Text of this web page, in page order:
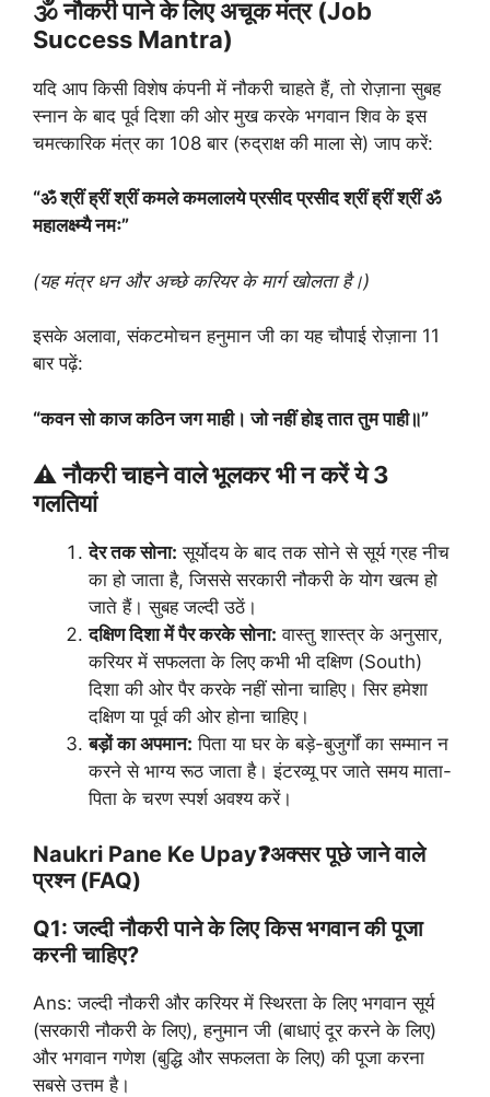
🕉️ नौकरी पाने के लिए अचूक मंत्र (Job
Success Mantra)
यदि आप किसी विशेष कंपनी में नौकरी चाहते हैं, तो रोज़ाना सुबह
स्नान के बाद पूर्व दिशा की ओर मुख करके भगवान शिव के इस
चमत्कारिक मंत्र का 108 बार (रुद्राक्ष की माला से) जाप करें:
“ॐ श्रीं ह्रीं श्रीं कमले कमलालये प्रसीद प्रसीद श्रीं ह्रीं श्रीं ॐ
महालक्ष्म्यै नमः”
(यह मंत्र धन और अच्छे करियर के मार्ग खोलता है।)
इसके अलावा, संकटमोचन हनुमान जी का यह चौपाई रोज़ाना 11
बार पढ़ें:
“कवन सो काज कठिन जग माही। जो नहीं होइ तात तुम पाही॥”
⚠️ नौकरी चाहने वाले भूलकर भी न करें ये 3
गलतियां
देर तक सोना: सूर्योदय के बाद तक सोने से सूर्य ग्रह नीच
का हो जाता है, जिससे सरकारी नौकरी के योग खत्म हो
जाते हैं। सुबह जल्दी उठें।
दक्षिण दिशा में पैर करके सोना: वास्तु शास्त्र के अनुसार,
करियर में सफलता के लिए कभी भी दक्षिण (South)
दिशा की ओर पैर करके नहीं सोना चाहिए। सिर हमेशा
दक्षिण या पूर्व की ओर होना चाहिए।
बड़ों का अपमान: पिता या घर के बड़े-बुजुर्गों का सम्मान न
करने से भाग्य रूठ जाता है। इंटरव्यू पर जाते समय माता-
पिता के चरण स्पर्श अवश्य करें।
Naukri Pane Ke Upay❓अक्सर पूछे जाने वाले
प्रश्न (FAQ)
Q1: जल्दी नौकरी पाने के लिए किस भगवान की पूजा
करनी चाहिए?
Ans: जल्दी नौकरी और करियर में स्थिरता के लिए भगवान सूर्य
(सरकारी नौकरी के लिए), हनुमान जी (बाधाएं दूर करने के लिए)
और भगवान गणेश (बुद्धि और सफलता के लिए) की पूजा करना
सबसे उत्तम है।